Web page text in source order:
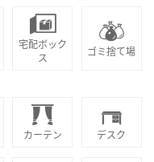
宅配ボック
ス
ゴミ捨て場
カーテン デスク